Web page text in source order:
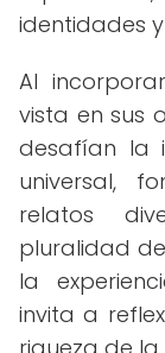
identidades
Al
vista en sus
desafían la
universal,
relatos
pluralidad
la
invita a